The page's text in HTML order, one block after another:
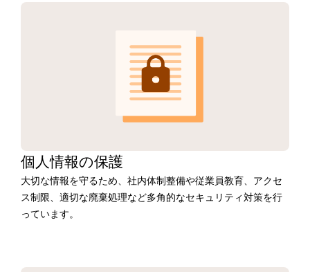
個人情報の保護
大切な情報を守るため、社内体制整備や従業員教育、アクセ
ス制限、適切な廃棄処理など多角的なセキュリティ対策を行
っています。